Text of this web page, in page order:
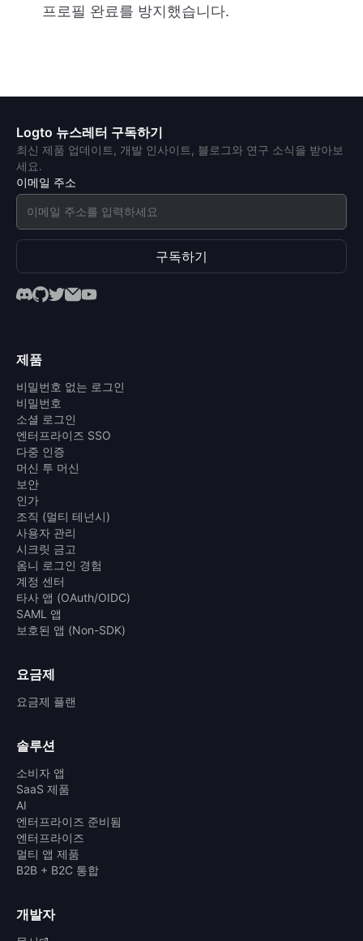
프로필 완료를 방지했습니다.
Logto 뉴스레터 구독하기
최신 제품 업데이트, 개발 인사이트, 블로그와 연구 소식을 받아보
세요.
이메일 주소
구독하기
제품
비밀번호 없는 로그인
비밀번호
소셜 로그인
엔터프라이즈 SSO
다중 인증
머신 투 머신
보안
인가
조직 (멀티 테넌시)
사용자 관리
시크릿 금고
옴니 로그인 경험
계정 센터
타사 앱 (OAuth/OIDC)
SAML 앱
보호된 앱 (Non-SDK)
요금제
요금제 플랜
솔루션
소비자 앱
SaaS 제품
AI
엔터프라이즈 준비됨
엔터프라이즈
멀티 앱 제품
B2B + B2C 통합
개발자